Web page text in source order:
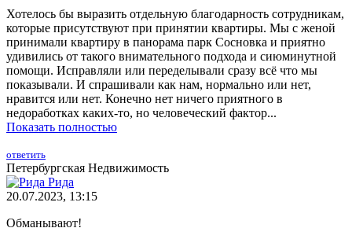
Хотелось бы выразить отдельную благодарность сотрудникам,
которые присутствуют при принятии квартиры. Мы с женой
принимали квартиру в панорама парк Сосновка и приятно
удивились от такого внимательного подхода и сиюминутной
помощи. Исправляли или переделывали сразу всё что мы
показывали. И спрашивали как нам, нормально или нет,
нравится или нет. Конечно нет ничего приятного в
недоработках каких-то, но человеческий фактор...
Показать полностью
ответить
Петербургская Недвижимость
Рида
20.07.2023, 13:15
Обманывают!